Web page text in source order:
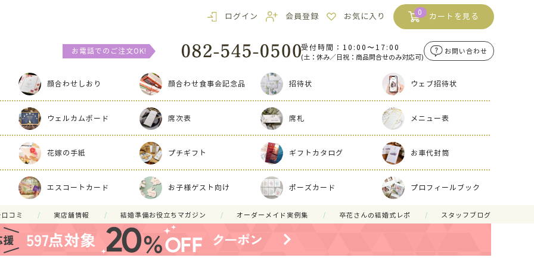
ログイン 会員登録 お気に入り 0 カートを見る
お電話でのご注文OK! 受付時間：10:00〜17:00
(土：休み／日祝：商品問合せのみ対応可)
お問い合わせ
顔合わせしおり 顔合わせ食事会記念品 招待状 ウェブ招待状
ウェルカムボード 席次表 席札 メニュー表
花嫁の手紙 プチギフト ギフトカタログ お車代封筒
エスコートカード お子様ゲスト向け ポーズカード プロフィールブック
コミ 実店舗情報 結婚準備お役立ちマガジン オーダーメイド実例集 卒花さんの結婚式レポ スタッフブログ